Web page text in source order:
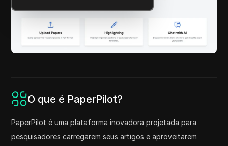
O que é PaperPilot?
PaperPilot é uma plataforma inovadora projetada para
pesquisadores carregarem seus artigos e aproveitarem